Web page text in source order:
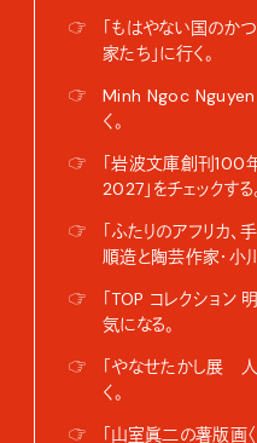
☞
「もはやない国のか
家たち」に行く。
☞
Minh Ngoc Nguyen
く。
☞
「岩波文庫創刊100
2027」をチェックする
☞
「ふたりのアフリカ
順造と陶芸作家・小
☞
「TOP コレクション
気になる。
☞
「やなせたかし展 人
く。
☞
「山室眞二の薯版画